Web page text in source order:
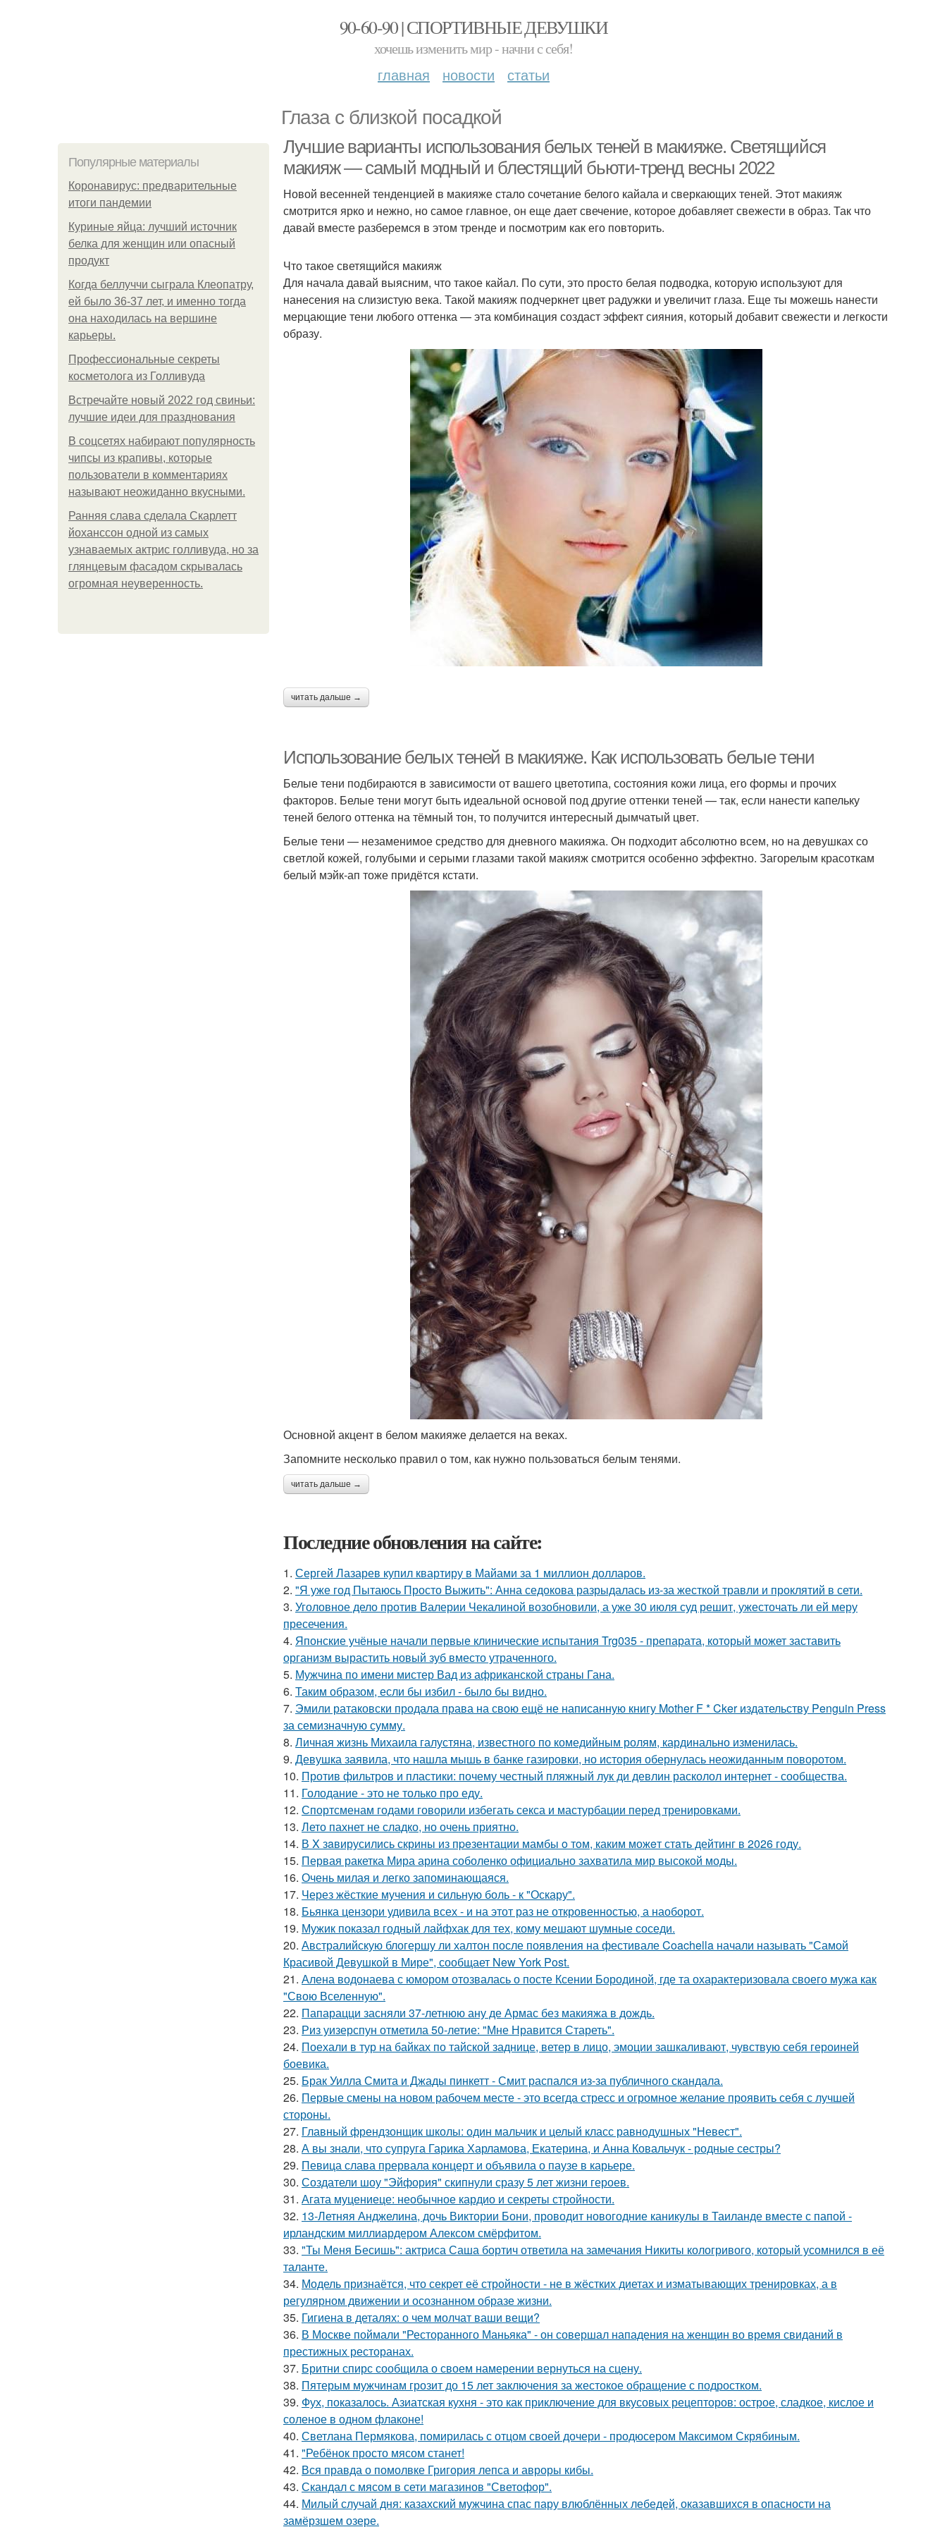
90-60-90 | СПОРТИВНЫЕ ДЕВУШКИ
хочешь изменить мир - начни с себя!
главная новости статьи
Глаза с близкой посадкой
Популярные материалы
Коронавирус: предварительные
итоги пандемии
Куриные яйца: лучший источник
белка для женщин или опасный
продукт
Когда беллуччи сыграла Клеопатру,
ей было 36-37 лет, и именно тогда
она находилась на вершине
карьеры.
Профессиональные секреты
косметолога из Голливуда
Встречайте новый 2022 год свиньи:
лучшие идеи для празднования
В соцсетях набирают популярность
чипсы из крапивы, которые
пользователи в комментариях
называют неожиданно вкусными.
Ранняя слава сделала Скарлетт
йоханссон одной из самых
узнаваемых актрис голливуда, но за
глянцевым фасадом скрывалась
огромная неуверенность.
Лучшие варианты использования белых теней в макияже. Светящийся
макияж — самый модный и блестящий бьюти-тренд весны 2022
Новой весенней тенденцией в макияже стало сочетание белого кайала и сверкающих теней. Этот макияж
смотрится ярко и нежно, но самое главное, он еще дает свечение, которое добавляет свежести в образ. Так что
давай вместе разберемся в этом тренде и посмотрим как его повторить.
Что такое светящийся макияж
Для начала давай выясним, что такое кайал. По сути, это просто белая подводка, которую используют для
нанесения на слизистую века. Такой макияж подчеркнет цвет радужки и увеличит глаза. Еще ты можешь нанести
мерцающие тени любого оттенка — эта комбинация создаст эффект сияния, который добавит свежести и легкости
образу.
читать дальше →
Использование белых теней в макияже. Как использовать белые тени
Белые тени подбираются в зависимости от вашего цветотипа, состояния кожи лица, его формы и прочих
факторов. Белые тени могут быть идеальной основой под другие оттенки теней — так, если нанести капельку
теней белого оттенка на тёмный тон, то получится интересный дымчатый цвет.
Белые тени — незаменимое средство для дневного макияжа. Он подходит абсолютно всем, но на девушках со
светлой кожей, голубыми и серыми глазами такой макияж смотрится особенно эффектно. Загорелым красоткам
белый мэйк-ап тоже придётся кстати.
Основной акцент в белом макияже делается на веках.
Запомните несколько правил о том, как нужно пользоваться белым тенями.
читать дальше →
Последние обновления на сайте:
1. Сергей Лазарев купил квартиру в Майами за 1 миллион долларов.
2. "Я уже год Пытаюсь Просто Выжить": Анна седокова разрыдалась из-за жесткой травли и проклятий в сети.
3. Уголовное дело против Валерии Чекалиной возобновили, а уже 30 июля суд решит, ужесточать ли ей меру
пресечения.
4. Японские учёные начали первые клинические испытания Trg035 - препарата, который может заставить
организм вырастить новый зуб вместо утраченного.
5. Мужчина по имени мистер Вад из африканской страны Гана.
6. Таким образом, если бы избил - было бы видно.
7. Эмили ратаковски продала права на свою ещё не написанную книгу Mother F * Cker издательству Penguin Press
за семизначную сумму.
8. Личная жизнь Михаила галустяна, известного по комедийным ролям, кардинально изменилась.
9. Девушка заявила, что нашла мышь в банке газировки, но история обернулась неожиданным поворотом.
10. Против фильтров и пластики: почему честный пляжный лук ди девлин расколол интернет - сообщества.
11. Голодание - это не только про еду.
12. Спортсменам годами говорили избегать секса и мастурбации перед тренировками.
13. Лето пахнет не сладко, но очень приятно.
14. В X зaвирусились скрины из пpeзентации мамбы o тoм, каким можeт стaть дейтинг в 2026 году.
15. Первая ракетка Мира арина соболенко официально захватила мир высокой моды.
16. Очень милая и легко запоминающаяся.
17. Через жёсткие мучения и сильную боль - к "Оскару".
18. Бьянка цензори удивила всех - и на этот раз не откровенностью, а наоборот.
19. Мужик показал годный лайфхак для тех, кому мешают шумные соседи.
20. Австралийскую блогершу ли халтон после появления на фестивале Coachella начали называть "Самой
Красивой Девушкой в Мире", сообщает New York Post.
21. Алена водонаева с юмором отозвалась о посте Ксении Бородиной, где та охарактеризовала своего мужа как
"Свою Вселенную".
22. Папарацци засняли 37-летнюю ану де Армас без макияжа в дождь.
23. Риз уизерспун отметила 50-летие: "Мне Нравится Стареть".
24. Поехали в тур на байках по тайской заднице, ветер в лицо, эмоции зашкаливают, чувствую себя героиней
боевика.
25. Брак Уилла Смита и Джады пинкетт - Смит распался из-за публичного скандала.
26. Первые смены на новом рабочем месте - это всегда стресс и огромное желание проявить себя с лучшей
стороны.
27. Главный френдзонщик школы: один мальчик и целый класс равнодушных "Невест".
28. А вы знали, что супруга Гарика Харламова, Екатерина, и Анна Ковальчук - родные сестры?
29. Певица слава прервала концерт и объявила о паузе в карьере.
30. Создатели шоу "Эйфория" скипнули сразу 5 лет жизни героев.
31. Агата муцениеце: необычное кардио и секреты стройности.
32. 13-Летняя Анджелина, дочь Виктории Бони, проводит новогодние каникулы в Таиланде вместе с папой -
ирландским миллиардером Алексом смёрфитом.
33. "Ты Меня Бесишь": актриса Саша бортич ответила на замечания Никиты кологривого, который усомнился в её
таланте.
34. Модель признаётся, что секрет её стройности - не в жёстких диетах и изматывающих тренировках, а в
регулярном движении и осознанном образе жизни.
35. Гигиена в деталях: о чем молчат ваши вещи?
36. В Москве поймали "Ресторанного Маньяка" - он совершал нападения на женщин во время свиданий в
престижных ресторанах.
37. Бритни спирс сообщила о своем намерении вернуться на сцену.
38. Пятерым мужчинам грозит до 15 лет заключения за жестокое обращение с подростком.
39. Фух, показалось. Азиатская кухня - это как приключение для вкусовых рецепторов: острое, сладкое, кислое и
соленое в одном флаконе!
40. Светлана Пермякова, помирилась с отцом своей дочери - продюсером Максимом Скрябиным.
41. "Ребёнок просто мясом станет!
42. Вся правда о помолвке Григория лепса и авроры кибы.
43. Скандал с мясом в сети магазинов "Светофор".
44. Милый случай дня: казахский мужчина спас пару влюблённых лебедей, оказавшихся в опасности на
замёрзшем озере.